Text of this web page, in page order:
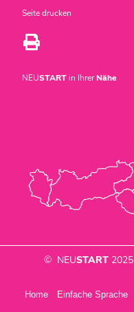
Seite drucken
NEUSTARTin IhrerNähe
Home Einfache Sprache
© NEUSTART 2025